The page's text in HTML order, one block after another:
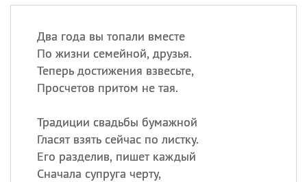
Два года вы топали вместе
По жизни семейной, друзья.
Теперь достижения взвесьте,
Просчетов притом не тая.
Традиции свадьбы бумажной
Гласят взять сейчас по листку.
Его разделив, пишет каждый
Сначала супруга черту,